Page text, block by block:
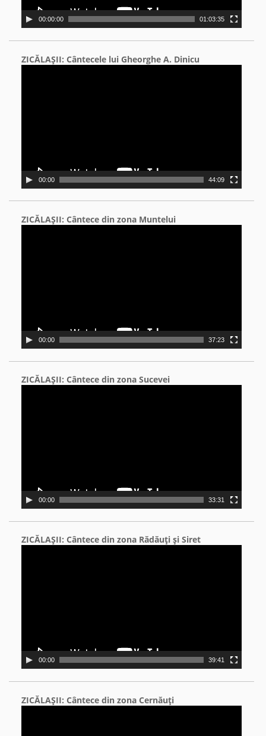
00:00:00 01:03:35
ZICĂLAŞII: Cântecele lui Gheorghe A. Dinicu
00:00 44:09
ZICĂLAŞII: Cântece din zona Muntelui
00:00 37:23
ZICĂLAŞII: Cântece din zona Sucevei
00:00 33:31
ZICĂLAŞII: Cântece din zona Rădăuţi şi Siret
00:00 39:41
ZICĂLAŞII: Cântece din zona Cernăuţi